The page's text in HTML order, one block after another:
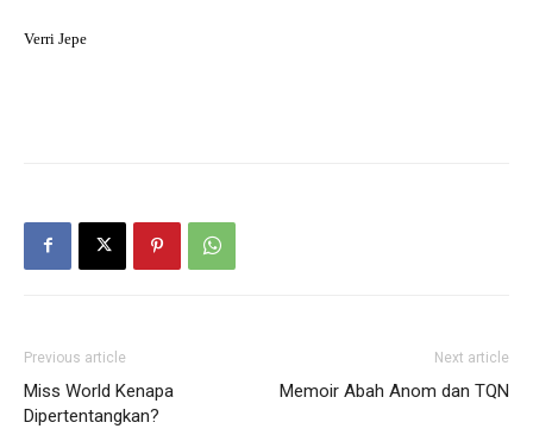
Verri Jepe
Previous article
Miss World Kenapa
Dipertentangkan?
Next article
Memoir Abah Anom dan TQN